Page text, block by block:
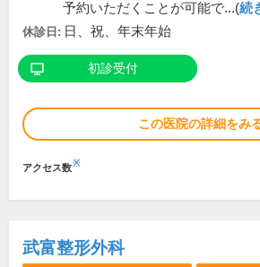
予約いただくことが可能で...(続
休診日: 日、祝、年末年始
初診受付
この医院の詳細をみ
アクセス数※
武富整形外科